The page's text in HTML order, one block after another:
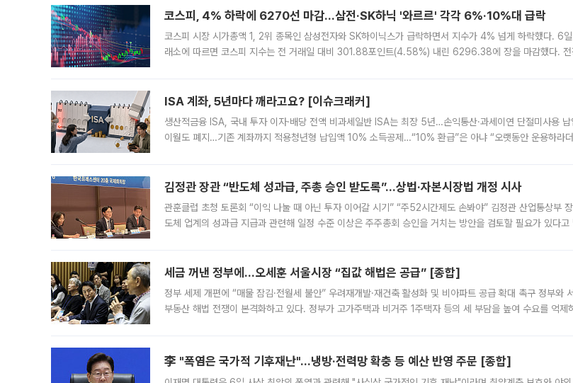
코스피, 4% 하락에 6270선 마감…삼전·SK하닉 '와르르' 각각 6%·10%대 급락
코스피 시장 시가총액 1, 2위 종목인 삼성전자와 SK하이닉스가 급락하면서 지수가 4% 넘게 하락했다. 6일
래소에 따르면 코스피 지수는 전 거래일 대비 301.88포인트(4.58%) 내린 6296.38에 장을 마감했다. 전
ISA 계좌, 5년마다 깨라고요? [이슈크래커]
생산적금융 ISA, 국내 투자 이자·배당 전액 비과세일반 ISA는 최장 5년…손익통산·과세이연 단절미사용
이월도 폐지…기존 계좌까지 적용청년형 납입액 10% 소득공제…“10% 환급”은 아냐 “오랫동안 운용하라
김정관 장관 “반도체 성과급, 주총 승인 받도록”…상법·자본시장법 개정 시사
관훈클럽 초청 토론회 “이익 나눌 때 아닌 투자 이어갈 시기” “주52시간제도 손봐야” 김정관 산업통상부
도체 업계의 성과급 지급과 관련해 일정 수준 이상은 주주총회 승인을 거치는 방안을 검토할 필요가 있다고
세금 꺼낸 정부에…오세훈 서울시장 “집값 해법은 공급” [종합]
정부 세제 개편에 “매물 잠김·전월세 불안” 우려재개발·재건축 활성화 및 비아파트 공급 확대 촉구 정부와
부동산 해법 전쟁이 본격화하고 있다. 정부가 고가주택과 비거주 1주택자 등의 세 부담을 높여 수요를 억제
李 "폭염은 국가적 기후재난"…냉방·전력망 확충 등 예산 반영 주문 [종합]